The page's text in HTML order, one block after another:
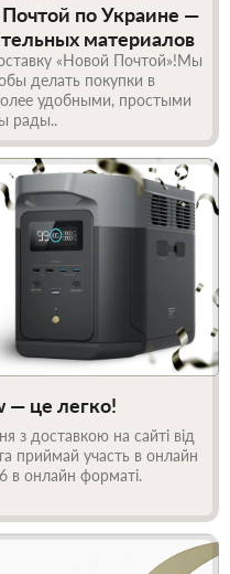
по Украине —
материалов
«Новой Почтой»!Мы
делать покупки в
удобными, простыми
рады..
— це легко!
з доставкою на сайті від
приймай участь в онлайн
в онлайн форматі.